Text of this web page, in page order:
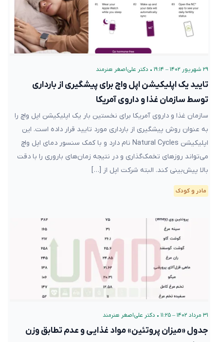
۲۹ شهریور ۱۴۰۲ – ۱۹:۱۴ • دکتر علی‌اصغر هنرمند
تایید یک اپلیکیشن اپل واچ برای پیشگیری از بارداری
توسط سازمان غذا و داروی آمریکا
سازمان غذا و داروی آمریکا برای نخستین بار یک اپلیکیشن اپل واچ را
به عنوان روش پیشگیری از بارداری مورد تایید قرار داده است. این
اپلیکیشن Natural Cycles نام دارد و با کمک سنسور دمای اپل واچ
می‌تواند روزهای تخمک‌گذاری و در نتیجه زمان‌های باروری را با دقت
بالا پیش‌بینی کند. البته شرکت اپل از […]
مادر و کودک
۳۱ مرداد ۱۴۰۲ – ۱۱:۲۵ • دکتر علی‌اصغر هنرمند
جدول «میزان پروتئین» مواد غذایی و عدم تطابق وزن